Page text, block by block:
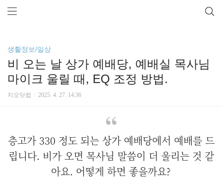
생활정보/일상
비 오는 날 상가 예배당, 예배실 목사님
마이크 울릴 때, EQ 조정 방법.
지오닷컴 2025. 4. 27. 14:36
층고가 330 정도 되는 상가 예배당에서 예배를 드
립니다. 비가 오면 목사님 말씀이 더 울리는 것 같
아요. 어떻게 하면 좋을까요?